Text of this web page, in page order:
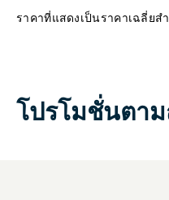
ราคาที่แสดงเป็นราคาเฉลี่ยส
โปรโมชั่นตา